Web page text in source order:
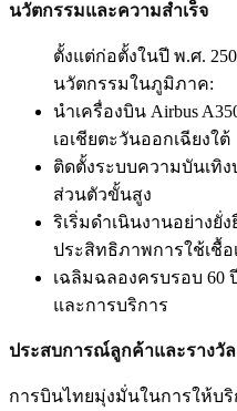
นวัตกรรมและความสำเร็จ
ตั้งแต่ก่อตั้งในปี พ.ศ.
นวัตกรรมในภูมิภาค:
นำเครื่องบิน Airbus
เอเชียตะวันออกเฉียงใต้
ติดตั้งระบบความบันเทิ
ส่วนตัวขั้นสูง
ริเริ่มดำเนินงานอย่างยั่
ประสิทธิภาพการใช้เชื้อ
เฉลิมฉลองครบรอบ 60
และการบริการ
ประสบการณ์ลูกค้าและรางวัล
การบินไทยมุ่งมั่นในการให้บ